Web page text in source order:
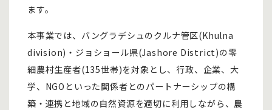
ます。
本事業では、バングラデシュのクルナ管区(Khulna
division)・ジョショール県(Jashore District)の零
細農村生産者(135世帯)を対象とし、行政、企業、大
学、NGOといった関係者とのパートナーシップの構
築・連携と地域の自然資源を適切に利用しながら、農